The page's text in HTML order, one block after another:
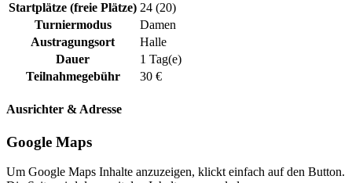
Startplätze (freie Plätze) 24 (20)
Turniermodus
Damen
Austragungsort
Halle
Dauer
1 Tag(e)
Teilnahmegebühr
30 €
Ausrichter & Adresse
Google Maps
Um Google Maps Inhalte anzuzeigen, klickt einfach auf den Button.